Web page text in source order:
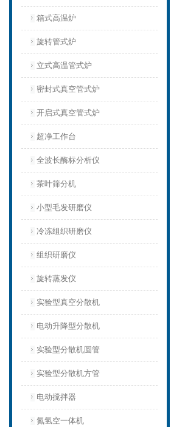
箱式高温炉
旋转管式炉
立式高温管式炉
密封式真空管式炉
开启式真空管式炉
超净工作台
全波长酶标分析仪
茶叶筛分机
小型毛发研磨仪
冷冻组织研磨仪
组织研磨仪
旋转蒸发仪
实验型真空分散机
电动升降型分散机
实验型分散机圆管
实验型分散机方管
电动搅拌器
氮氢空一体机